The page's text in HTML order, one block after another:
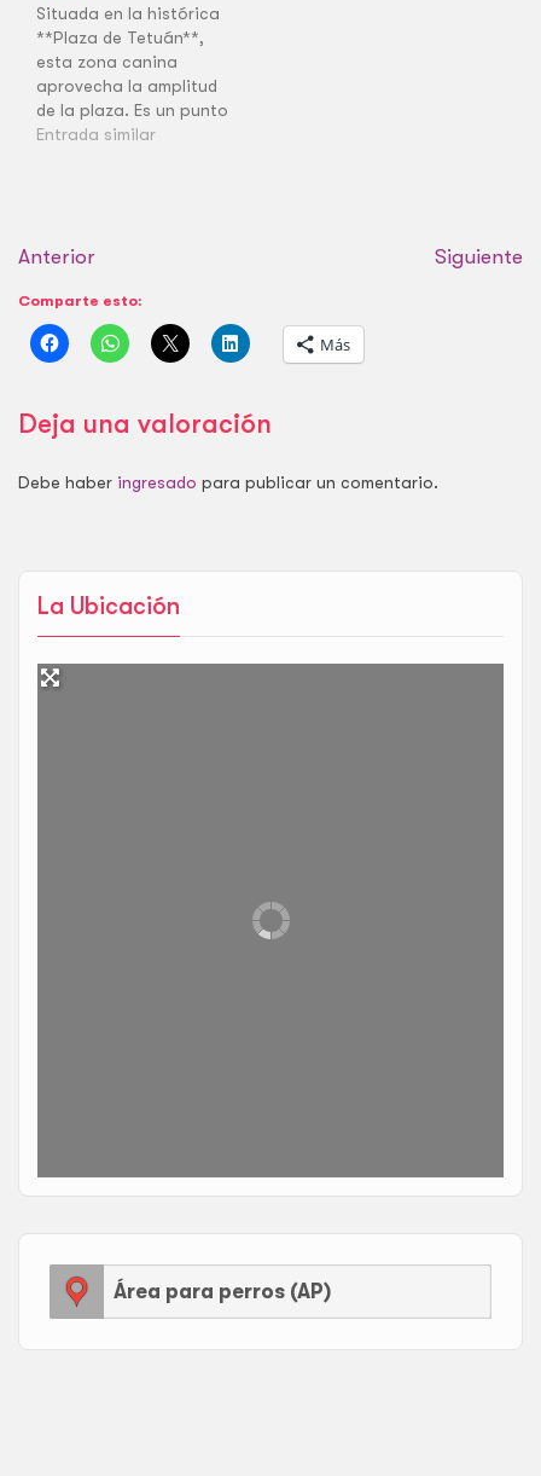
La Ubicación
Área para perros (AP)
Situada en la histórica
**Plaza de Tetuán**,
esta zona canina
aprovecha la amplitud
de la plaza. Es un punto
muy accesible y bien
continuar por las
Eixample.
Entrada similar
Anterior Siguiente
Comparte esto:
Más
Deja una valoración
Debe haber ingresado para publicar un comentario.